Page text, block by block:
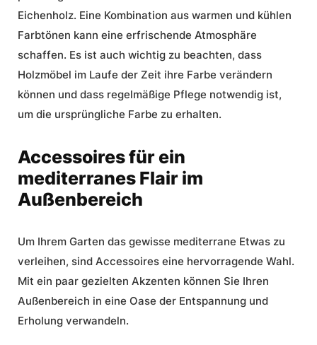
Eichenholz. Eine Kombination aus warmen und kühlen
Farbtönen kann eine erfrischende Atmosphäre
schaffen. Es ist auch wichtig zu beachten, dass
Holzmöbel im Laufe der Zeit ihre Farbe verändern
können und dass regelmäßige Pflege notwendig ist,
um die ursprüngliche Farbe zu erhalten.
Accessoires für ein
mediterranes Flair im
Außenbereich
Um Ihrem Garten das gewisse mediterrane Etwas zu
verleihen, sind Accessoires eine hervorragende Wahl.
Mit ein paar gezielten Akzenten können Sie Ihren
Außenbereich in eine Oase der Entspannung und
Erholung verwandeln.